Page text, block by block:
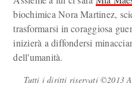
biochimica Nora Martinez,
trasformarsi in coraggiosa
inizierà a diffondersi
dell'umanità.
Tutti i diritti riservati ©2013